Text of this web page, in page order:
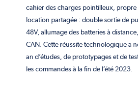
cahier des charges pointilleux, propre
location partagée : double sortie de
48V, allumage des batteries à
CAN. Cette réussite technologique a
an d’études, de prototypages et de
les commandes à la fin de l’été 2023.